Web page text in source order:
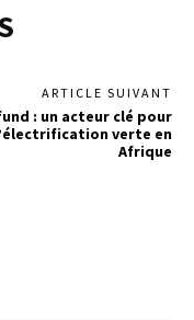
ARTICLE SUIVANT
: un acteur clé pour
verte en
Afrique